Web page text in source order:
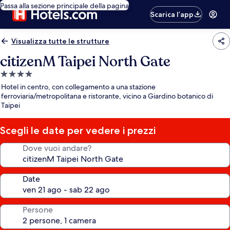
Passa alla sezione principale della pagina
Scarica l’app
Visualizza tutte le strutture
citizenM Taipei North Gate
Struttura
a
4.0
stelle
Hotel in centro, con collegamento a una stazione
ferroviaria/metropolitana e ristorante, vicino a Giardino botanico di
Taipei
Scegli le date per vedere i prezzi
Dove vuoi andare?
Date
Persone